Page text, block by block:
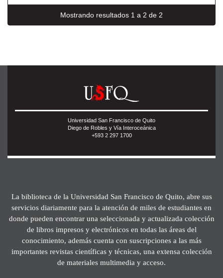
Mostrando resultados 1 a 2 de 2
Universidad San Francisco de Quito
Diego de Robles y Vía Interoceánica
+593 2 297 1700
La biblioteca de la Universidad San Francisco de Quito, abre sus
servicios diariamente para la atención de miles de estudiantes en
donde pueden encontrar una seleccionada y actualizada colección
de libros impresos y electrónicos en todas las áreas del
conocimiento, además cuenta con suscripciones a las más
importantes revistas científicas y técnicas, una extensa colección
de materiales multimedia y acceso.